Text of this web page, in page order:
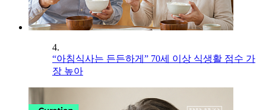
4.
“아침식사는 든든하게” 70세 이상 식생활 점수 가
장 높아